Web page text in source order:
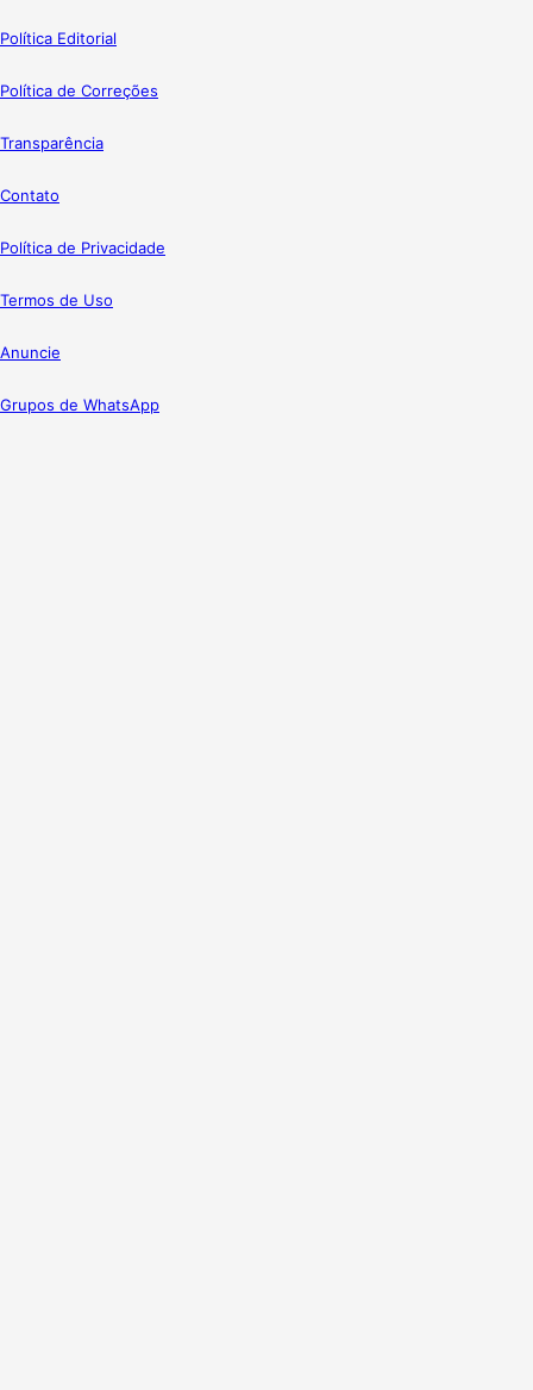
Política Editorial
Política de Correções
Transparência
Contato
Política de Privacidade
Termos de Uso
Anuncie
Grupos de WhatsApp